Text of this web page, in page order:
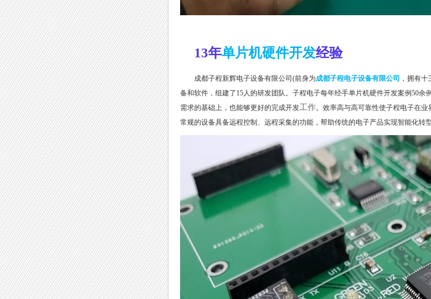
13年单片机硬件开发经验
成都子程新辉电子设备有限公司(前身为成都子程电子设备有限公司 ， 拥有十
备和软件，组建了 15人的研发团队。子程电子每年经手单片机硬件开发案例50余
需求的基础上，也能够更好的完成开发工作。效率高与高可靠性使子程电子在
常规的设备具备远程控制、远程采集的功能，帮助传统的电子产品实现智能化转